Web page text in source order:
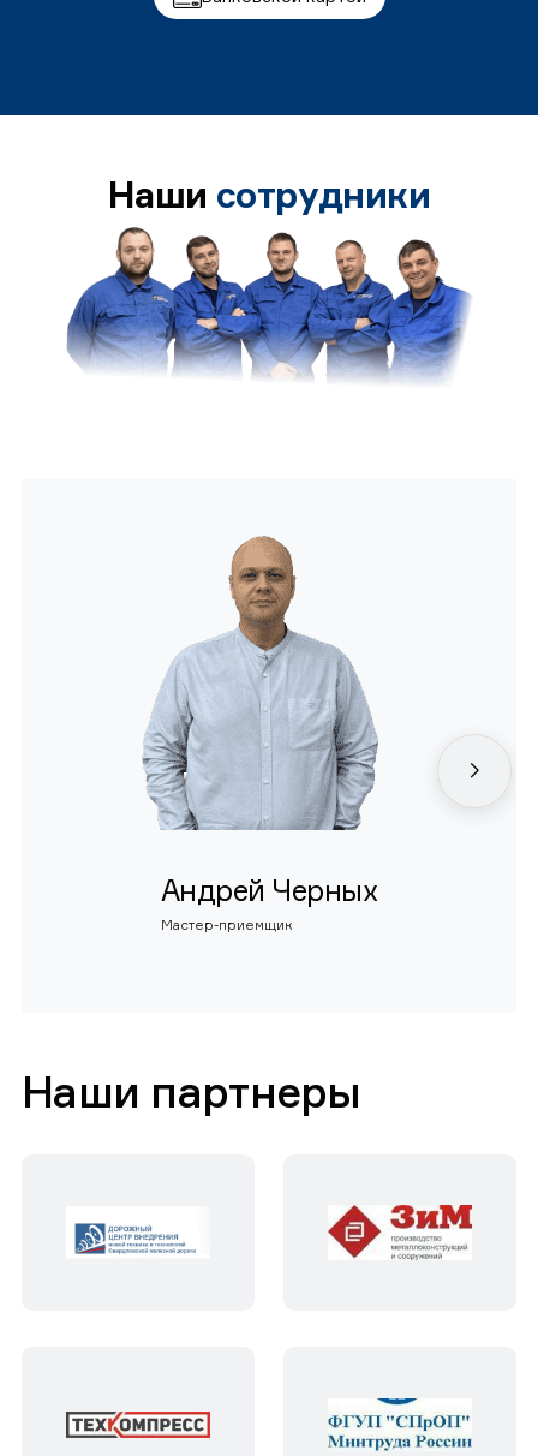
Наши сотрудники
Андрей Черных
Мастер-приемщик
Наши партнеры